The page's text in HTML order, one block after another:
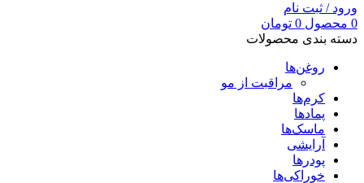
ورود / ثبت نام
0 محصول 0 تومان
دسته بندی محصولات
روغن‌ها
مراقبت از مو
کرم‌ها
پمادها
ماسک‌ها
آرایشی
پودرها
خوراکی‌ها